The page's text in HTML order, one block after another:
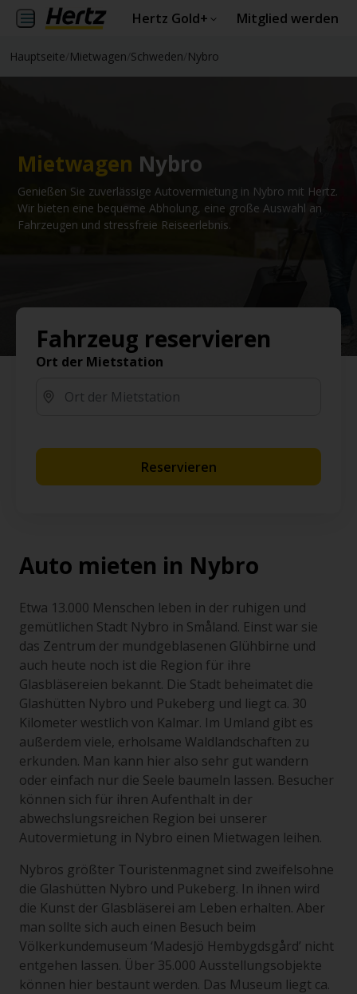
Hertz Gold+ Mitglied werden
Hauptseite Mietwagen Schweden Nybro
Mietwagen Nybro
Genießen Sie zuverlässige Autovermietung in Nybro mit Hertz.
Wir bieten eine bequeme Abholung, eine große Auswahl an
Fahrzeugen und stressfreie Reiseerlebnis.
Fahrzeug reservieren
Ort der Mietstation
Reservieren
Auto mieten in Nybro
Etwa 13.000 Menschen leben in der ruhigen und
gemütlichen Stadt Nybro in Småland. Einst war sie
das Zentrum der mundgeblasenen Glühbirne und
auch heute noch ist die Region für ihre
Glasbläsereien bekannt. Die Stadt beheimatet die
Glashütten Nybro und Pukeberg und liegt ca. 30
Kilometer westlich von Kalmar. Im Umland gibt es
außerdem viele, erholsame Waldlandschaften zu
erkunden. Man kann hier also sehr gut wandern
oder einfach nur die Seele baumeln lassen. Besucher
können sich für ihren Aufenthalt in der
abwechslungsreichen Region bei unserer
Autovermietung in Nybro einen Mietwagen leihen.
Nybros größter Touristenmagnet sind zweifelsohne
die Glashütten Nybro und Pukeberg. In ihnen wird
die Kunst der Glasbläserei am Leben erhalten. Aber
man sollte sich auch einen Besuch beim
Völkerkundemuseum ‘Madesjö Hembygdsgård’ nicht
entgehen lassen. Über 35.000 Ausstellungsobjekte
können hier bestaunt werden. Das Museum liegt ca.